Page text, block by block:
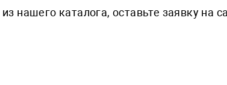
нашего каталога, оставьте заявку на